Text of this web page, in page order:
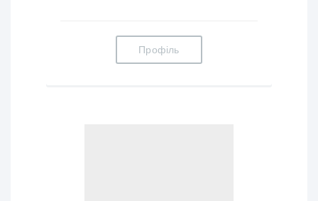
Профіль